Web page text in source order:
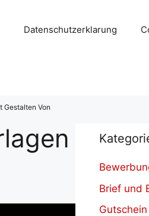
Datenschutzerklarung
Gestalten Von
Brief und